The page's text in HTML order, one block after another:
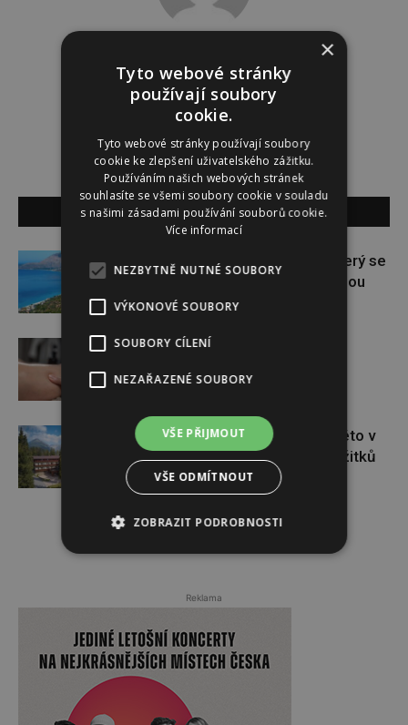
Redakce
Redakce magazínu Instinkt.
SOUVISEJÍCÍ ČLÁNKY
Albánie: Skrytý klenot Evropy, který se
stává novou turistickou hvězdou
Šetrná detoxikace lymfy
Úchvatná příroda i adrenalin. Léto v
Tatrách nabízí celou paletu zážitků
Reklama
×
Tyto webové stránky
používají soubory
cookie.
Tyto webové stránky používají soubory
cookie ke zlepšení uživatelského zážitku.
Používáním našich webových stránek
souhlasíte se všemi soubory cookie v souladu
s našimi zásadami používání souborů cookie.
Více informací
NEZBYTNĚ NUTNÉ SOUBORY
VÝKONOVÉ SOUBORY
SOUBORY CÍLENÍ
NEZAŘAZENÉ SOUBORY
VŠE PŘIJMOUT
VŠE ODMÍTNOUT
ZOBRAZIT PODROBNOSTI